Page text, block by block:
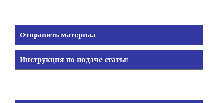
Отправить материал
Инструкция по подаче статьи